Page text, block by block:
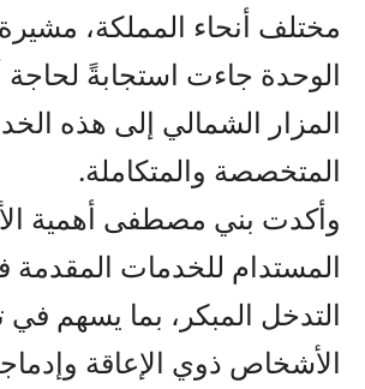
مختلف أنحاء المملكة،
الوحدة جاءت استجابةً لحاجة
المزار الشمالي إلى هذه
المتخصصة والمتكاملة.
وأكدت بني مصطفى أهمية
المستدام للخدمات المقدمة
التدخل المبكر، بما يسهم في
الأشخاص ذوي الإعاقة